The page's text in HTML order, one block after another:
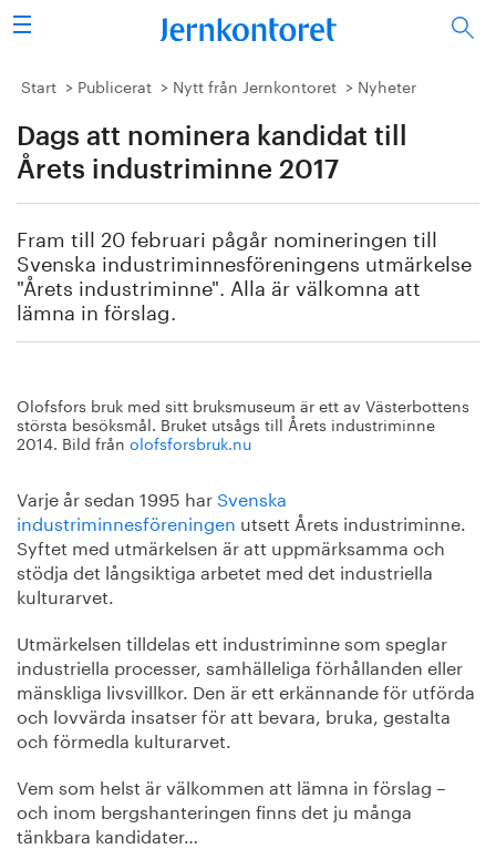
Sök
Stålindustrin
Vision 2050
Energi/miljö
Vi tycker
Bildbank
Start Publicerat Nytt från Jernkontoret Nyheter
Dags att nominera kandidat till
Årets industriminne 2017
Fram till 20 februari pågår nomineringen till
Svenska industriminnesföreningens utmärkelse
"Årets industriminne". Alla är välkomna att
lämna in förslag.
Olofsfors bruk med sitt bruksmuseum är ett av Västerbottens
största besöksmål. Bruket utsågs till Årets industriminne
2014. Bild från olofsforsbruk.nu
Varje år sedan 1995 har Svenska
industriminnesföreningen utsett Årets industriminne.
Syftet med utmärkelsen är att uppmärksamma och
stödja det långsiktiga arbetet med det industriella
kulturarvet.
Utmärkelsen tilldelas ett industriminne som speglar
industriella processer, samhälleliga förhållanden eller
mänskliga livsvillkor. Den är ett erkännande för utförda
och lovvärda insatser för att bevara, bruka, gestalta
och förmedla kulturarvet.
Vem som helst är välkommen att lämna in förslag –
och inom bergshanteringen finns det ju många
tänkbara kandidater…